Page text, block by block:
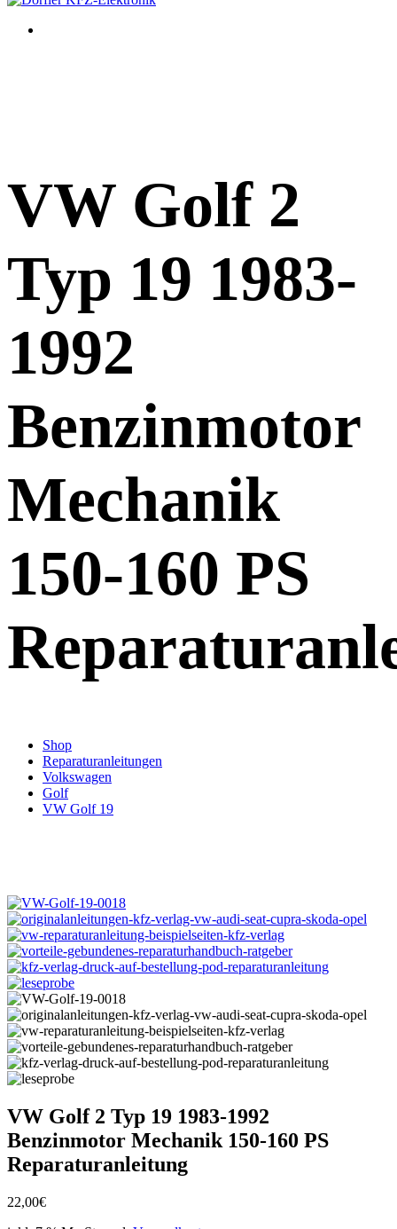
VW Golf 2
Typ 19 1983-
1992
Benzinmotor
Mechanik
150-160 PS
Shop
Reparaturanleitungen
Volkswagen
Golf
VW Golf 19
VW Golf 2 Typ 19 1983-1992
Benzinmotor Mechanik 150-160 PS
Reparaturanleitung
22,00€